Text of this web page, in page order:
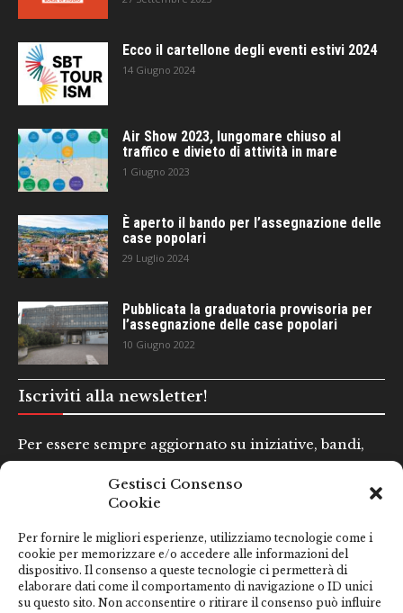
Gestisci Consenso
Cookie
Per fornire le migliori esperienze, utilizziamo tecnologie come i
cookie per memorizzare e/o accedere alle informazioni del
dispositivo. Il consenso a queste tecnologie ci permetterà di
elaborare dati come il comportamento di navigazione o ID unici
su questo sito. Non acconsentire o ritirare il consenso può influire
Ecco il cartellone degli eventi estivi 2024
14 Giugno 2024
Air Show 2023, lungomare chiuso al
traffico e divieto di attività in mare
1 Giugno 2023
È aperto il bando per l’assegnazione delle
case popolari
29 Luglio 2024
Pubblicata la graduatoria provvisoria per
l’assegnazione delle case popolari
10 Giugno 2022
Iscriviti alla newsletter!
Per essere sempre aggiornato su iniziative, bandi,
Email*